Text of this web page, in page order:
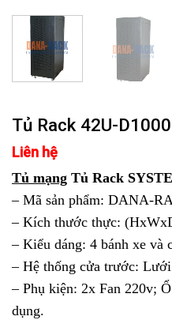
Tủ Rack 42U-
Liên hệ
Tủ mạng Tủ Rack
– Mã sản phẩm: DANA-
– Kích thước thực:
– Kiểu dáng: 4 bánh xe và
– Hệ thống cửa trước: Lưới
– Phụ kiện: 2x Fan 220v;
dụng.